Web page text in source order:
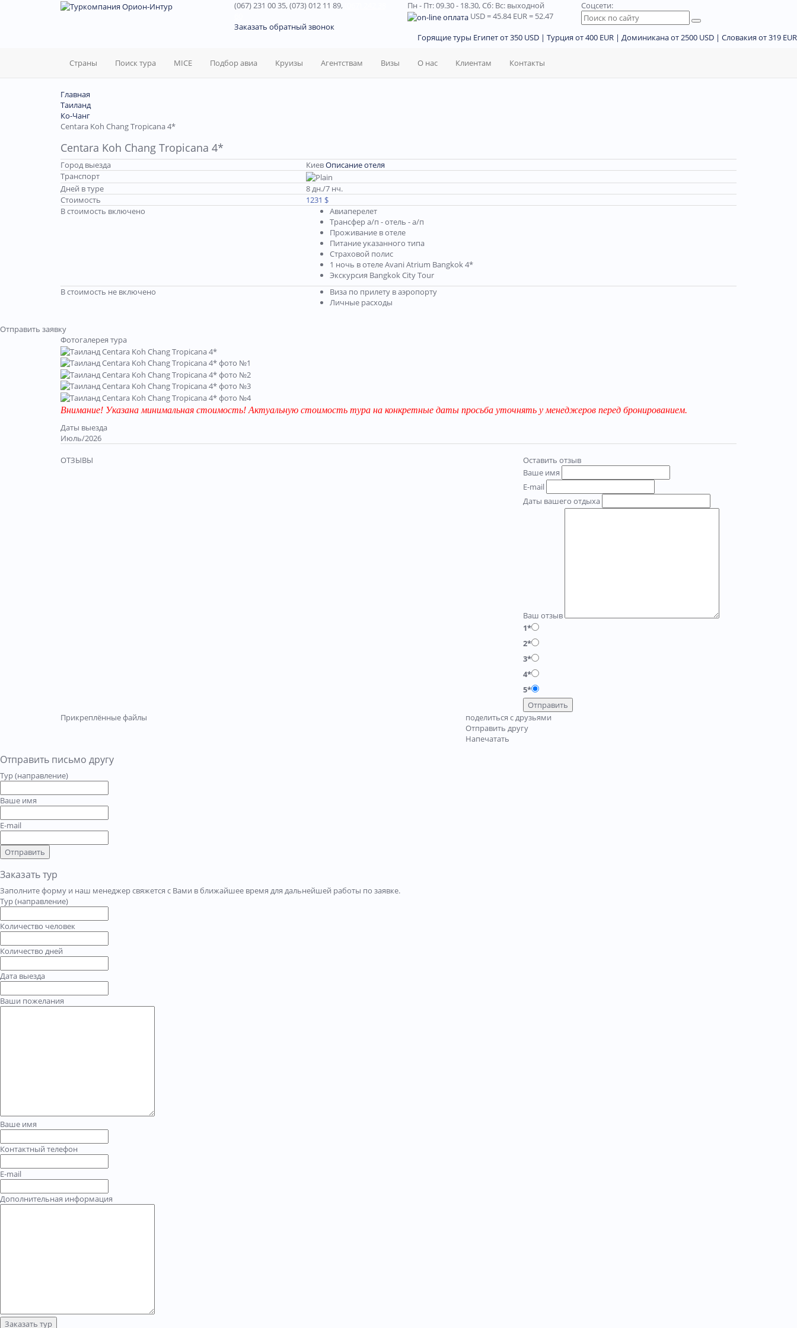
(067) 231 00 35, (073) 012 11 89,
Заказать обратный звонок
Пн - Пт: 09.30 - 18.30,Сб: Вс: выходной
USD= 45.84EUR= 52.47
Соцсети:
Горящие туры Египет от 350 USD | Турция от 400 EUR | Доминикана от 2500 USD | Словакия от 319 EUR
Страны Поиск тура MICE Подбор авиа Круизы Агентствам Визы О нас Клиентам Контакты
Главная
Таиланд
Ко-Чанг
Centara Koh Chang Tropicana 4*
Centara Koh Chang Tropicana 4*
Город выезда КиевОписание отеля
Транспорт
Дней в туре
8 дн./7 нч.
Стоимость
1231 $
В стоимость включено
Авиаперелет
Трансфер а/п - отель - а/п
Проживание в отеле
Питание указанного типа
Страховой полис
1 ночь в отеле Avani Atrium Bangkok 4*
Экскурсия Bangkok City Tour
В стоимость не включено
Виза по прилету в аэропорту
Личные расходы
Отправить заявку
Фотогалерея тура
Внимание! Указана минимальная стоимость! Актуальную стоимость тура на конкретные даты просьба уточнять у менеджеров перед бронированием.
Даты выезда
Июль/2026
ОТЗЫВЫ
Оставить отзыв
Ваше имя
E-mail
Даты вашего отдыха
Ваш отзыв
1*
2*
3*
4*
5*
Отправить
Прикреплённые файлы
поделиться с друзьями
Отправить другу
Напечатать
Отправить письмо другу
Тур (направление)
Ваше имя
E-mail
Отправить
Заказать тур
Заполните форму и наш менеджер свяжется с Вами в ближайшее время для дальнейшей работы по заявке.
Тур (направление)
Количество человек
Количество дней
Дата выезда
Ваши пожелания
Ваше имя
Контактный телефон
E-mail
Дополнительная информация
Заказать тур